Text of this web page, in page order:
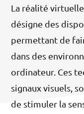
La réalité
désigne des
permettant de
dans des
ordinateur. Ces
signaux visuels,
de stimuler la